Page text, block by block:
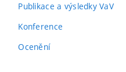
Publikace a výsledky VaV
Konference
Ocenění